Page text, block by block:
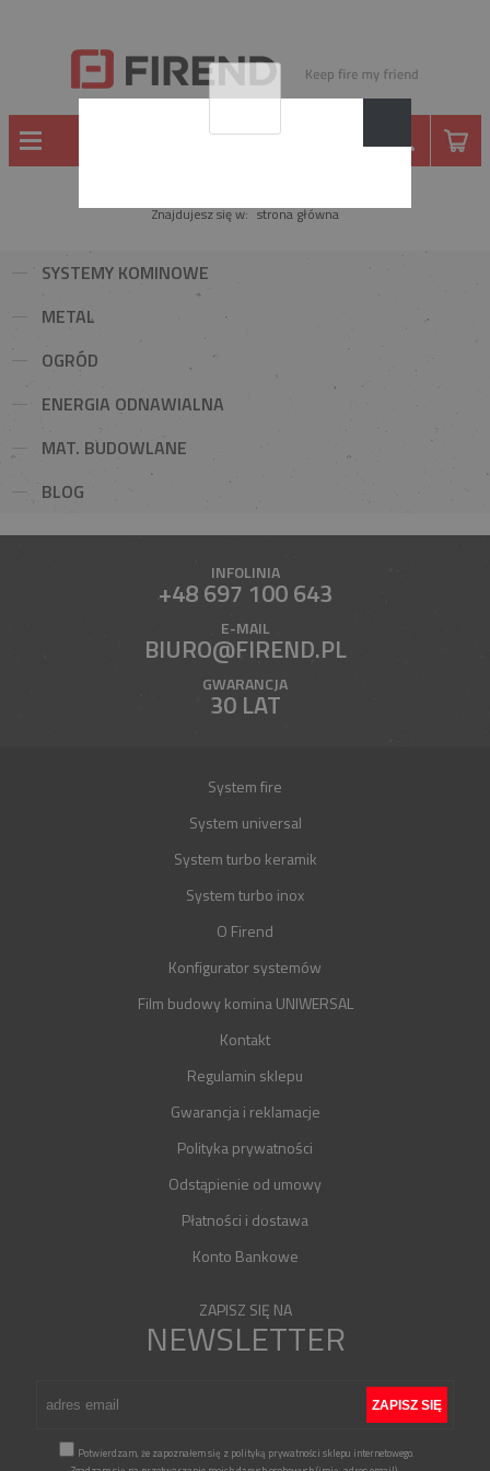
Znajdujesz się w: strona główna
SYSTEMY KOMINOWE
METAL
OGRÓD
ENERGIA ODNAWIALNA
MAT. BUDOWLANE
BLOG
INFOLINIA
+48 697 100 643
E-MAIL
BIURO@FIREND.PL
GWARANCJA
30 LAT
System fire
System universal
System turbo keramik
System turbo inox
O Firend
Konfigurator systemów
Film budowy komina UNIWERSAL
Kontakt
Regulamin sklepu
Gwarancja i reklamacje
Polityka prywatności
Odstąpienie od umowy
Płatności i dostawa
Konto Bankowe
ZAPISZ SIĘ NA
NEWSLETTER
Potwierdzam, że zapoznałem się z polityką prywatności sklepu internetowego.